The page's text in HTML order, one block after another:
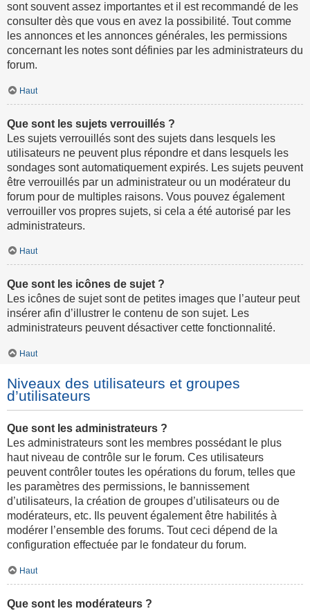
sont souvent assez importantes et il est recommandé de les
consulter dès que vous en avez la possibilité. Tout comme
les annonces et les annonces générales, les permissions
concernant les notes sont définies par les administrateurs du
forum.
Haut
Que sont les sujets verrouillés ?
Les sujets verrouillés sont des sujets dans lesquels les
utilisateurs ne peuvent plus répondre et dans lesquels les
sondages sont automatiquement expirés. Les sujets peuvent
être verrouillés par un administrateur ou un modérateur du
forum pour de multiples raisons. Vous pouvez également
verrouiller vos propres sujets, si cela a été autorisé par les
administrateurs.
Haut
Que sont les icônes de sujet ?
Les icônes de sujet sont de petites images que l’auteur peut
insérer afin d’illustrer le contenu de son sujet. Les
administrateurs peuvent désactiver cette fonctionnalité.
Haut
Niveaux des utilisateurs et groupes
d’utilisateurs
Que sont les administrateurs ?
Les administrateurs sont les membres possédant le plus
haut niveau de contrôle sur le forum. Ces utilisateurs
peuvent contrôler toutes les opérations du forum, telles que
les paramètres des permissions, le bannissement
d’utilisateurs, la création de groupes d’utilisateurs ou de
modérateurs, etc. Ils peuvent également être habilités à
modérer l’ensemble des forums. Tout ceci dépend de la
configuration effectuée par le fondateur du forum.
Haut
Que sont les modérateurs ?